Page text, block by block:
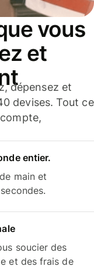
vous
et
dépensez et
devises. Tout ce
entier.
main et
soucier des
et des frais de